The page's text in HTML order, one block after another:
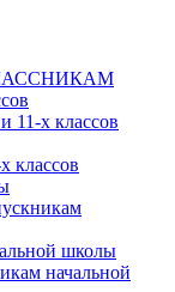
11-х классов
классов
школы
начальной